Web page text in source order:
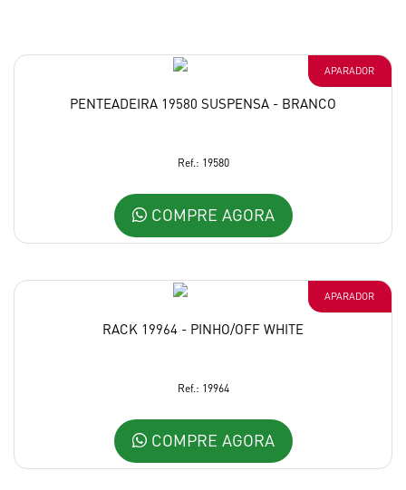
APARADOR
PENTEADEIRA 19580 SUSPENSA - BRANCO
Ref.: 19580
COMPRE AGORA
APARADOR
RACK 19964 - PINHO/OFF WHITE
Ref.: 19964
COMPRE AGORA